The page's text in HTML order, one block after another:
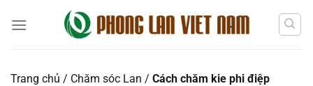
đến
Trang chủ / Chăm sóc Lan / Cách chăm kie phi điệp